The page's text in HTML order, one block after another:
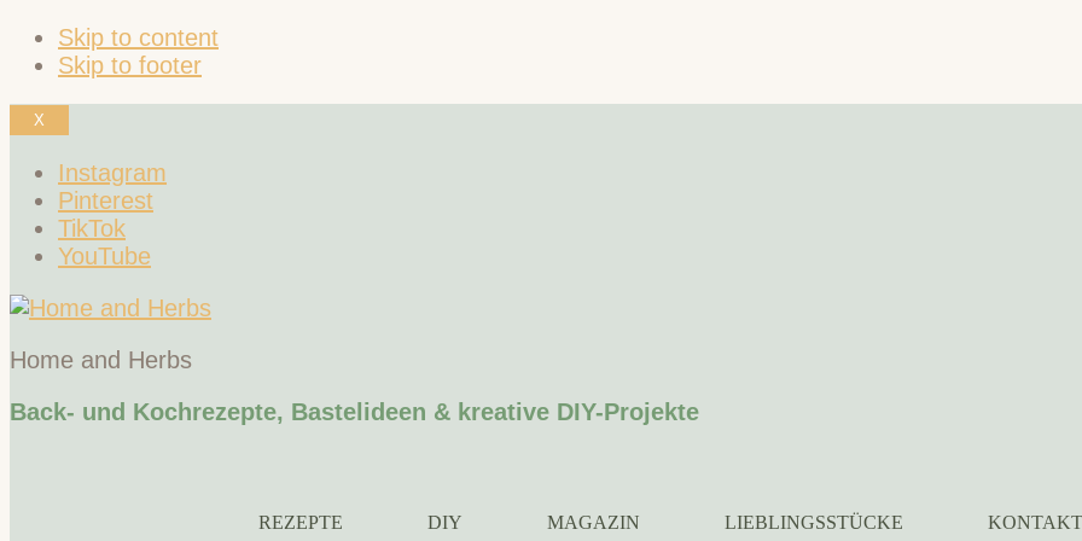
Skip to content
Skip to footer
X
Instagram
Pinterest
TikTok
YouTube
Home and Herbs
Back- und Kochrezepte, Bastelideen & kreative DIY-Projekte
REZEPTE DIY MAGAZIN LIEBLINGSSTÜCKE KONTAKT